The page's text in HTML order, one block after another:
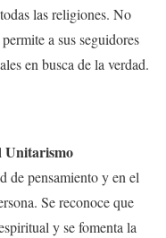
las religiones. No
a sus seguidores
en busca de la verdad.
Unitarismo
de pensamiento y en el
Se reconoce que
y se fomenta la